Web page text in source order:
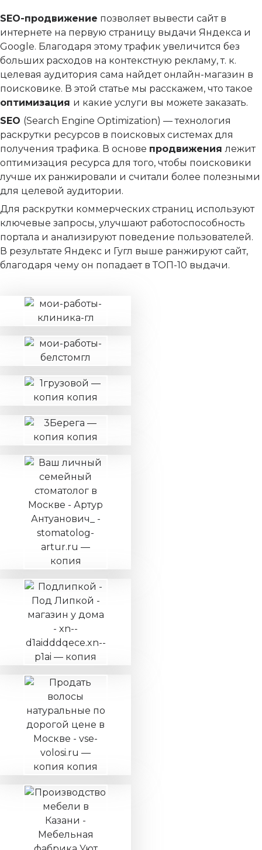
SEO-продвижение позволяет вывести сайт в
интернете на первую страницу выдачи Яндекса и
Google. Благодаря этому трафик увеличится без
больших расходов на контекстную рекламу, т. к.
целевая аудитория сама найдет онлайн-магазин в
поисковике. В этой статье мы расскажем, что такое
оптимизация и какие услуги вы можете заказать.
SEO (Search Engine Optimization) — технология
раскрутки ресурсов в поисковых системах для
получения трафика. В основе продвижения лежит
оптимизация ресурса для того, чтобы поисковики
лучше их ранжировали и считали более полезными
для целевой аудитории.
Для раскрутки коммерческих страниц используют
ключевые запросы, улучшают работоспособность
портала и анализируют поведение пользователей.
В результате Яндекс и Гугл выше ранжируют сайт,
благодаря чему он попадает в ТОП-10 выдачи.